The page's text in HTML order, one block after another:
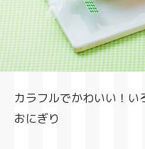
カラフルでかわいい！い
おにぎり